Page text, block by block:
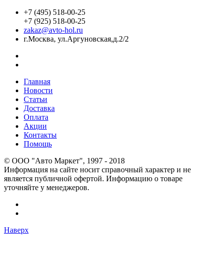
+7 (495) 518-00-25
+7 (925) 518-00-25
zakaz@avto-hol.ru
г.Москва, ул.Аргуновская,д.2/2
Главная
Новости
Статьи
Доставка
Оплата
Акции
Контакты
Помощь
© OOO "Авто Маркет", 1997 - 2018
Информация на сайте носит справочный характер и не
является публичной офертой. Информацию о товаре
уточняйте у менеджеров.
Наверх